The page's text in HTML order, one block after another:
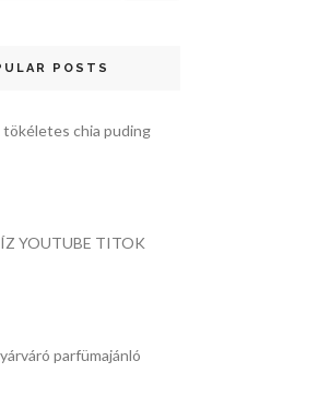
POSTS
tökéletes chia puding
YOUTUBE TITOK
parfümajánló